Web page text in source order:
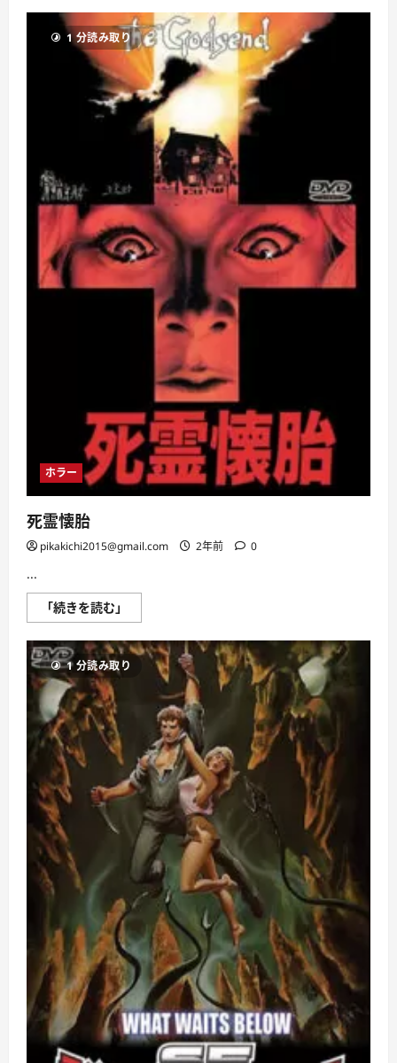
館
の
惨
劇
に
つ
い
て
ら
1 分読み取り
ホラー
死霊懐胎
pikakichi2015@gmail.com 2年前 0
...
「続きを読む」
霊
胎
に
つ
む
1 分読み取り